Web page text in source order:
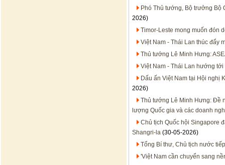
Phó Thủ tướng, Bộ trưởng Bộ
2026)
Timor-Leste mong muốn đón
Việt Nam - Thái Lan thúc đẩy
Thủ tướng Lê Minh Hưng:
Việt Nam - Thái Lan hướng
Dấu ấn Việt Nam tại Hội nghị
2026)
Thủ tướng Lê Minh Hưng: Đề
lượng Quốc gia và các doanh
Chủ tịch Quốc hội Singapore
Shangri-la (30-05-2026)
Tổng Bí thư, Chủ tịch nước
'Việt Nam cần chuyển sang